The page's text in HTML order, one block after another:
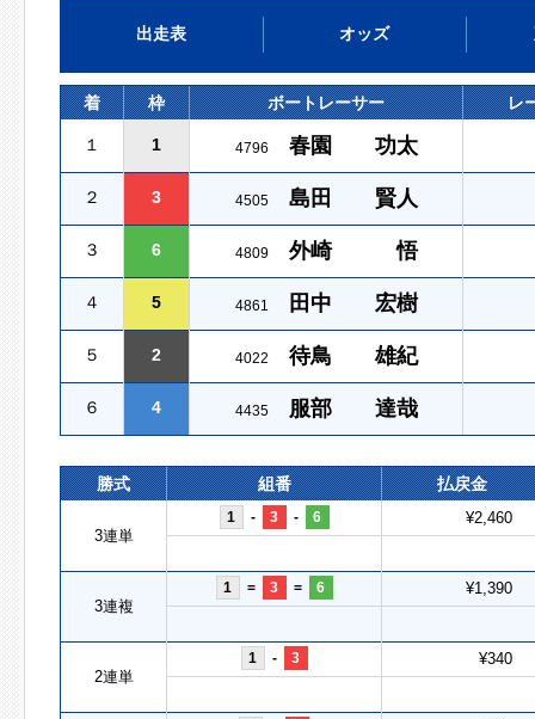
出走表 オッズ
着 枠 ボートレーサー レ
１ 1 4796 春園 功太
２ 3 4505 島田 賢人
３ 6 4809 外崎 悟
４ 5 4861 田中 宏樹
５ 2 4022 待鳥 雄紀
６ 4 4435 服部 達哉
勝式 組番 払戻金
3連単
1 - 3 - 6 ¥2,460
3連複
1 = 3 = 6 ¥1,390
2連単
1 - 3 ¥340